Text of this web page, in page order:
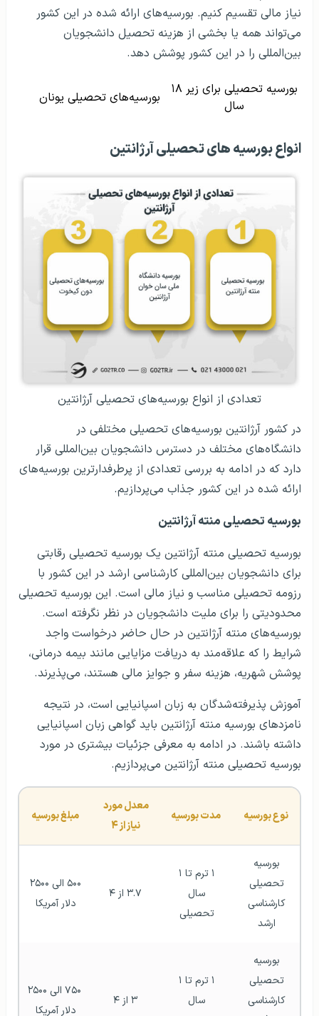
نیاز مالی تقسیم کنیم. بورسیه‌های ارائه شده در این کشور
می‌تواند همه یا بخشی از هزینه تحصیل دانشجویان
بین‌المللی را در این کشور پوشش دهد.
بورسیه تحصیلی برای زیر ۱۸
سال
بورسیه‌های تحصیلی یونان
انواع بورسیه‌ های تحصیلی آرژانتین
تعدادی از انواع بورسیه‌های تحصیلی آرژانتین
در کشور آرژانتین بورسیه‌های تحصیلی مختلفی در
دانشگاه‌های مختلف در دسترس دانشجویان بین‌المللی قرار
دارد که در ادامه به بررسی تعدادی از پرطرفدارترین بورسیه‌های
ارائه شده در این کشور جذاب می‌پردازیم.
بورسیه تحصیلی منته آرژانتین
بورسیه تحصیلی منته آرژانتین یک بورسیه تحصیلی رقابتی
برای دانشجویان بین‌المللی کارشناسی ارشد در این کشور با
رزومه تحصیلی مناسب و نیاز مالی است. این بورسیه تحصیلی
محدودیتی را برای ملیت دانشجویان در نظر نگرفته است.
بورسیه‌های منته آرژانتین در حال حاضر درخواست واجد
شرایط را که علاقه‌مند به دریافت مزایایی مانند بیمه درمانی،
پوشش شهریه، هزینه سفر و جوایز مالی هستند، می‌پذیرند.
آموزش پذیرفته‌شدگان به زبان اسپانیایی است، در نتیجه
نامزدهای بورسیه منته آرژانتین باید گواهی زبان اسپانیایی
داشته باشند. در ادامه به معرفی جزئیات بیشتری در مورد
بورسیه تحصیلی منته آرژانتین می‌پردازیم.
نوع بورسیه مدت بورسیه
نیاز از ۴
مبلغ بورسیه
ارشد
تحصیلی
۳.۷ از ۴
دلار آمریکا
۳ از ۴
دلار آمریکا